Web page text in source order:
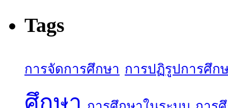
Tags
การจัดการศึกษา การปฏิรูปการศึก
ศึกษา